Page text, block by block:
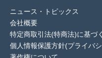
ニュース・トピックス
会社概要
特定商取引法(特商法)に基づ
個人情報保護方針(プライバ